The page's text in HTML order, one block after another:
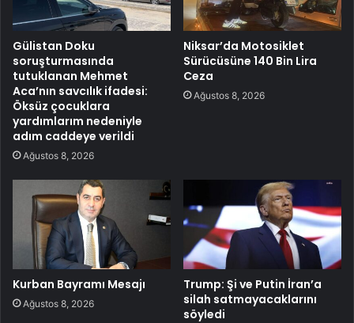
Gülistan Doku
soruşturmasında
tutuklanan Mehmet
Aca’nın savcılık ifadesi:
Öksüz çocuklara
yardımlarım nedeniyle
adım caddeye verildi
Ağustos 8, 2026
Niksar’da Motosiklet
Sürücüsüne 140 Bin Lira
Ceza
Ağustos 8, 2026
Kurban Bayramı Mesajı
Ağustos 8, 2026
Trump: Şi ve Putin İran’a
silah satmayacaklarını
söyledi